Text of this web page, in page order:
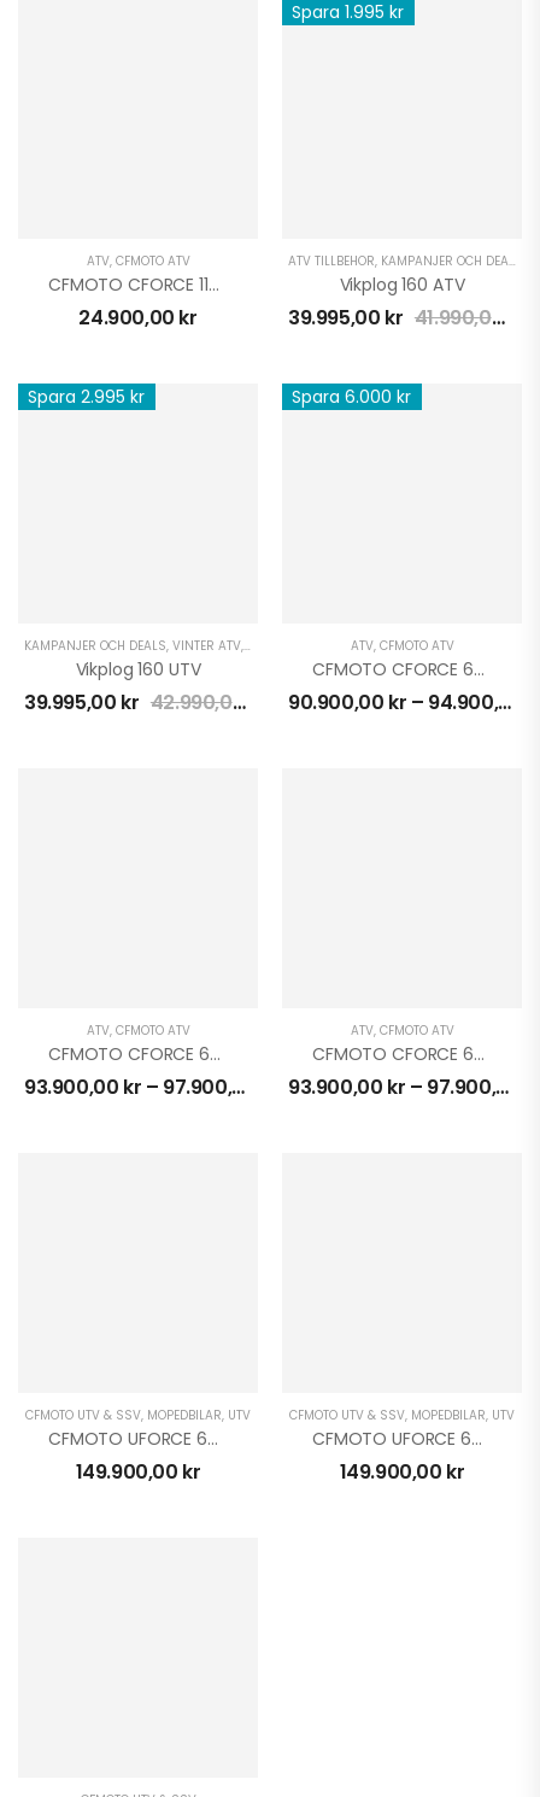
ATV, CFMOTO ATV
CFMOTO CFORCE 110 EFI BARN BLÅ
24.900,00 kr
Spara 1.995 kr
ATV TILLBEHÖR, KAMPANJER OCH DEALS
Vikplog 160 ATV
39.995,00 kr 41.990,00
Spara 2.995 kr
KAMPANJER OCH DEALS, VINTER ATV, VINTER UTV
Vikplog 160 UTV
39.995,00 kr 42.990,00
Spara 6.000 kr
ATV, CFMOTO ATV
CFMOTO CFORCE 625 EFI EPS 4X4
90.900,00 kr – 94.900,00
ATV, CFMOTO ATV
CFMOTO CFORCE 625 TOURING EFI EPS 4X4
93.900,00 kr – 97.900,00
ATV, CFMOTO ATV
CFMOTO CFORCE 625 TOURING EFI EPS 4X4
93.900,00 kr – 97.900,00
CFMOTO UTV & SSV, MOPEDBILAR, UTV
CFMOTO UFORCE 600 EFi EPS 4×4
149.900,00 kr
CFMOTO UTV & SSV, MOPEDBILAR, UTV
CFMOTO UFORCE 600 EFi EPS 4×4
149.900,00 kr